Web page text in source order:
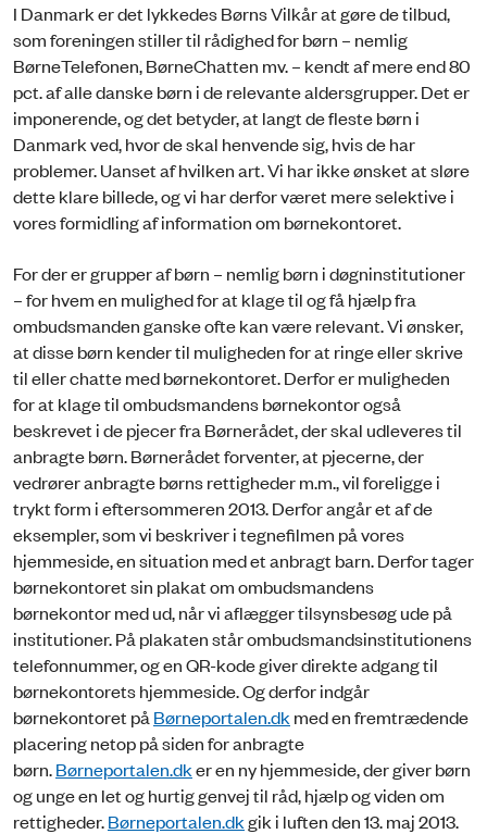
I Danmark er det lykkedes Børns Vilkår at gøre de tilbud,
som foreningen stiller til rådighed for børn – nemlig
BørneTelefonen, BørneChatten mv. – kendt af mere end 80
pct. af alle danske børn i de relevante aldersgrupper. Det er
imponerende, og det betyder, at langt de fleste børn i
Danmark ved, hvor de skal henvende sig, hvis de har
problemer. Uanset af hvilken art. Vi har ikke ønsket at sløre
dette klare billede, og vi har derfor været mere selektive i
vores formidling af information om børnekontoret.
For der er grupper af børn – nemlig børn i døgninstitutioner
– for hvem en mulighed for at klage til og få hjælp fra
ombudsmanden ganske ofte kan være relevant. Vi ønsker,
at disse børn kender til muligheden for at ringe eller skrive
til eller chatte med børnekontoret. Derfor er muligheden
for at klage til ombudsmandens børnekontor også
beskrevet i de pjecer fra Børnerådet, der skal udleveres til
anbragte børn. Børnerådet forventer, at pjecerne, der
vedrører anbragte børns rettigheder m.m., vil foreligge i
trykt form i eftersommeren 2013. Derfor angår et af de
eksempler, som vi beskriver i tegnefilmen på vores
hjemmeside, en situation med et anbragt barn. Derfor tager
børnekontoret sin plakat om ombudsmandens
børnekontor med ud, når vi aflægger tilsynsbesøg ude på
institutioner. På plakaten står ombudsmandsinstitutionens
telefonnummer, og en QR-kode giver direkte adgang til
børnekontorets hjemmeside. Og derfor indgår
børnekontoret på Børneportalen.dk med en fremtrædende
placering netop på siden for anbragte
børn.Børneportalen.dker en ny hjemmeside, der giver børn
og unge en let og hurtig genvej til råd, hjælp og viden om
rettigheder.Børneportalen.dkgik i luften den 13. maj 2013.